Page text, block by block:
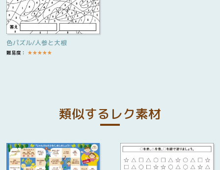
色パズル/人参と大根
難易度： ★★★★★
類似するレク素材